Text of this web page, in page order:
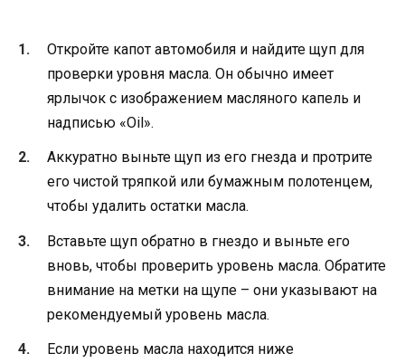
Откройте капот автомобиля и найдите щуп для
проверки уровня масла. Он обычно имеет
ярлычок с изображением масляного капель и
надписью «Oil».
Аккуратно выньте щуп из его гнезда и протрите
его чистой тряпкой или бумажным полотенцем,
чтобы удалить остатки масла.
Вставьте щуп обратно в гнездо и выньте его
вновь, чтобы проверить уровень масла. Обратите
внимание на метки на щупе – они указывают на
рекомендуемый уровень масла.
Если уровень масла находится ниже